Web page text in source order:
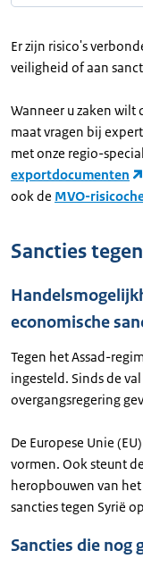
Er zijn risico's
veiligheid of aan
Wanneer u zaken wilt
maat vragen bij
met onze regio-
exportdocumenten
ook de MVO-
Sancties
economische
Tegen het Assad-
ingesteld. Sinds de
overgangsregering
De Europese Unie
vormen. Ook steunt
heropbouwen van
sancties tegen Syrië
Sancties die nog